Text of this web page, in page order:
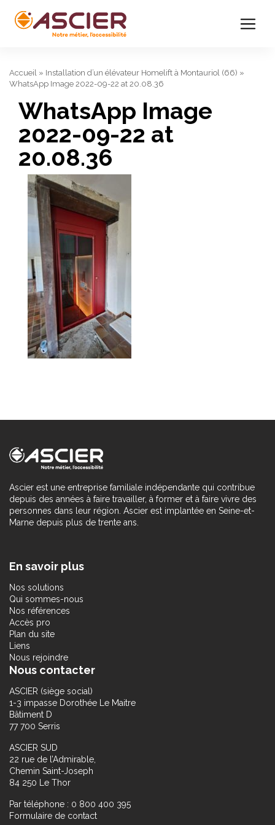
Accueil » Installation d’un élévateur Homelift à Montauriol (66) »
WhatsApp Image 2022-09-22 at 20.08.36
WhatsApp Image
2022-09-22 at
20.08.36
Ascier est une entreprise familiale indépendante qui contribue
depuis des années à faire travailler, à former et à faire vivre des
personnes dans leur région. Ascier est implantée en Seine-et-
Marne depuis plus de trente ans.
En savoir plus
Nos solutions
Qui sommes-nous
Nos références
Accès pro
Plan du site
Liens
Nous rejoindre
Nous contacter
ASCIER (siège social)
1-3 impasse Dorothée Le Maitre
Bâtiment D
77 700 Serris
ASCIER SUD
22 rue de l’Admirable,
Chemin Saint-Joseph
84 250 Le Thor
Par téléphone : 0 800 400 395
Formulaire de contact